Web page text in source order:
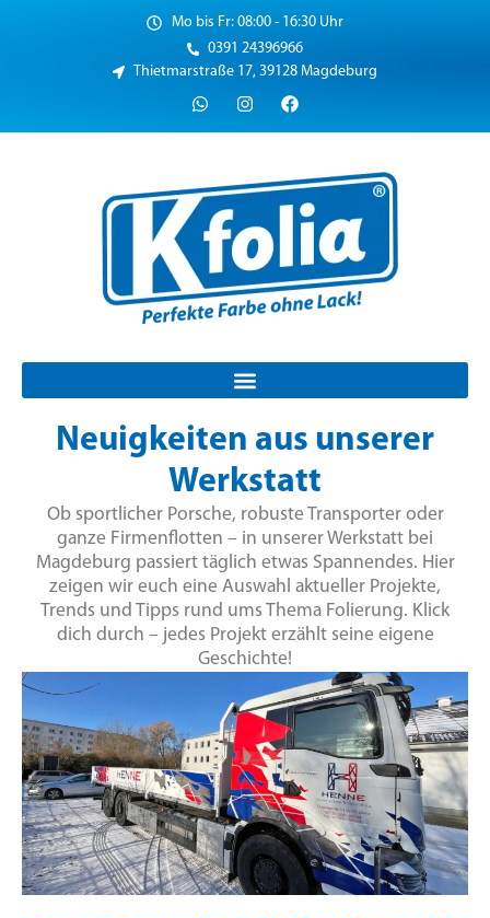
Mo bis Fr: 08:00 - 16:30 Uhr
0391 24396966
Thietmarstraße 17, 39128 Magdeburg
Neuigkeiten aus unserer
Werkstatt
Ob sportlicher Porsche, robuste Transporter oder
ganze Firmenflotten – in unserer Werkstatt bei
Magdeburg passiert täglich etwas Spannendes. Hier
zeigen wir euch eine Auswahl aktueller Projekte,
Trends und Tipps rund ums Thema Folierung. Klick
dich durch – jedes Projekt erzählt seine eigene
Geschichte!